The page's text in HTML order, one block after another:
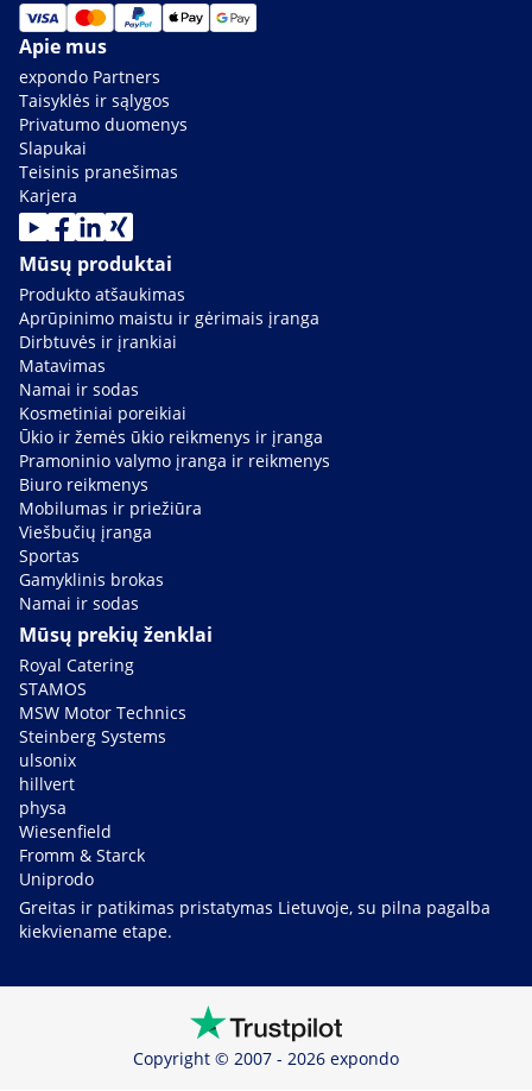
Apie mus
expondo Partners
Taisyklės ir sąlygos
Privatumo duomenys
Slapukai
Teisinis pranešimas
Karjera
Mūsų produktai
Produkto atšaukimas
Aprūpinimo maistu ir gėrimais įranga
Dirbtuvės ir įrankiai
Matavimas
Namai ir sodas
Kosmetiniai poreikiai
Ūkio ir žemės ūkio reikmenys ir įranga
Pramoninio valymo įranga ir reikmenys
Biuro reikmenys
Mobilumas ir priežiūra
Viešbučių įranga
Sportas
Gamyklinis brokas
Namai ir sodas
Mūsų prekių ženklai
Royal Catering
STAMOS
MSW Motor Technics
Steinberg Systems
ulsonix
hillvert
physa
Wiesenfield
Fromm & Starck
Uniprodo
Greitas ir patikimas pristatymas Lietuvoje, su pilna pagalba
kiekviename etape.
Copyright © 2007 - 2026 expondo